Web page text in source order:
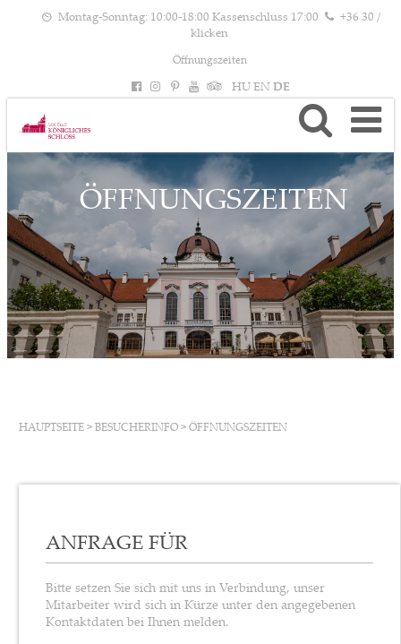
Montag-Sonntag: 10:00-18:00 Kassenschluss 17:00
+36 30 /
klicken
Öffnungszeiten
HU EN DE
ÖFFNUNGSZEITEN
HAUPTSEITE > BESUCHERINFO > ÖFFNUNGSZEITEN
ANFRAGE FÜR
Bitte setzen Sie sich mit uns in Verbindung, unser
Mitarbeiter wird sich in Kürze unter den angegebenen
Kontaktdaten bei Ihnen melden.